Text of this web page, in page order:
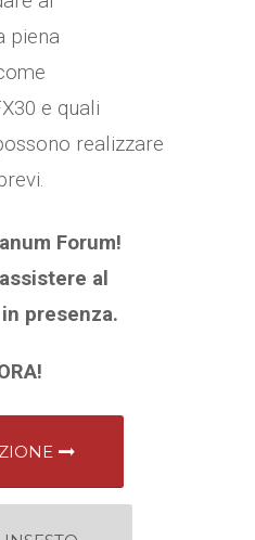
piena
e quali
realizzare
Forum!
al
presenza.